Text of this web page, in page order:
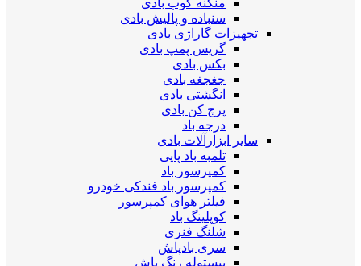
منگنه کوب بادی
سنباده و پالیش بادی
تجهیزات گاراژی بادی
گریس پمپ بادی
بکس بادی
جغجغه بادی
انگشتی بادی
پرچ کن بادی
درجه باد
سایر ابزارآلات بادی
تلمبه باد پایی
کمپرسور باد
کمپرسور باد فندکی خودرو
فیلتر هوای کمپرسور
کوپلینگ باد
شلنگ فنری
سری بادپاش
پیستوله رنگ پاش